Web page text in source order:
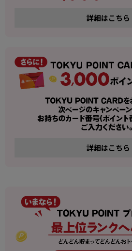
詳細はこちら
詳細はこちら